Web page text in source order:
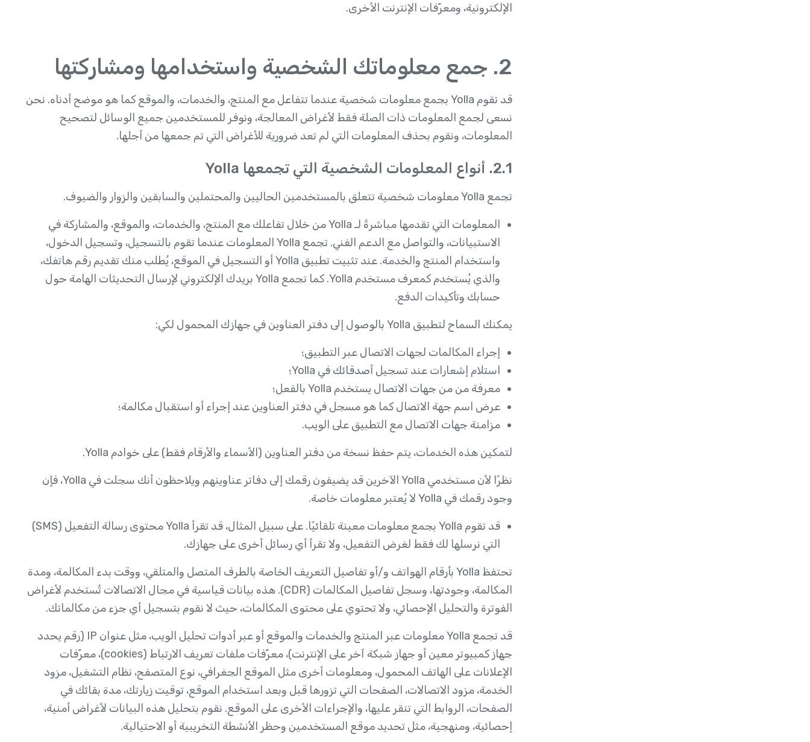
الإلكترونية، ومعرّفات الإنترنت الأخرى.
2. جمع معلوماتك الشخصية واستخدامها ومشاركتها
قد تقوم Yolla بجمع معلومات شخصية عندما تتفاعل مع المنتج، والخدمات، والموقع كما هو موضح أدناه. نحن
نسعى لجمع المعلومات ذات الصلة فقط لأغراض المعالجة، ونوفر للمستخدمين جميع الوسائل لتصحيح
المعلومات، ونقوم بحذف المعلومات التي لم تعد ضرورية للأغراض التي تم جمعها من أجلها.
2.1. أنواع المعلومات الشخصية التي تجمعها Yolla
تجمع Yolla معلومات شخصية تتعلق بالمستخدمين الحاليين والمحتملين والسابقين والزوار والضيوف.
المعلومات التي تقدمها مباشرةً لـ Yolla من خلال تفاعلك مع المنتج، والخدمات، والموقع، والمشاركة في
الاستبيانات، والتواصل مع الدعم الفني. تجمع Yolla المعلومات عندما تقوم بالتسجيل، وتسجيل الدخول،
واستخدام المنتج والخدمة. عند تثبيت تطبيق Yolla أو التسجيل في الموقع، يُطلب منك تقديم رقم هاتفك،
والذي يُستخدم كمعرف مستخدم Yolla. كما تجمع Yolla بريدك الإلكتروني لإرسال التحديثات الهامة حول
حسابك وتأكيدات الدفع.
يمكنك السماح لتطبيق Yolla بالوصول إلى دفتر العناوين في جهازك المحمول لكي:
إجراء المكالمات لجهات الاتصال عبر التطبيق؛
استلام إشعارات عند تسجيل أصدقائك في Yolla؛
معرفة من من جهات الاتصال يستخدم Yolla بالفعل؛
عرض اسم جهة الاتصال كما هو مسجل في دفتر العناوين عند إجراء أو استقبال مكالمة؛
مزامنة جهات الاتصال مع التطبيق على الويب.
لتمكين هذه الخدمات، يتم حفظ نسخة من دفتر العناوين (الأسماء والأرقام فقط) على خوادم Yolla.
نظرًا لأن مستخدمي Yolla الآخرين قد يضيفون رقمك إلى دفاتر عناوينهم ويلاحظون أنك سجلت في Yolla، فإن
وجود رقمك في Yolla لا يُعتبر معلومات خاصة.
قد تقوم Yolla بجمع معلومات معينة تلقائيًا. على سبيل المثال، قد تقرأ Yolla محتوى رسالة التفعيل (SMS)
التي نرسلها لك فقط لغرض التفعيل، ولا تقرأ أي رسائل أخرى على جهازك.
تحتفظ Yolla بأرقام الهواتف و/أو تفاصيل التعريف الخاصة بالطرف المتصل والمتلقي، ووقت بدء المكالمة، ومدة
المكالمة، وجودتها، وسجل تفاصيل المكالمات (CDR). هذه بيانات قياسية في مجال الاتصالات تُستخدم لأغراض
الفوترة والتحليل الإحصائي، ولا تحتوي على محتوى المكالمات، حيث لا نقوم بتسجيل أي جزء من مكالماتك.
قد تجمع Yolla معلومات عبر المنتج والخدمات والموقع أو عبر أدوات تحليل الويب، مثل عنوان IP (رقم يحدد
جهاز كمبيوتر معين أو جهاز شبكة آخر على الإنترنت)، معرّفات ملفات تعريف الارتباط (cookies)، معرّفات
الإعلانات على الهاتف المحمول، ومعلومات أخرى مثل الموقع الجغرافي، نوع المتصفح، نظام التشغيل، مزود
الخدمة، مزود الاتصالات، الصفحات التي تزورها قبل وبعد استخدام الموقع، توقيت زيارتك، مدة بقائك في
الصفحات، الروابط التي تنقر عليها، والإجراءات الأخرى على الموقع. نقوم بتحليل هذه البيانات لأغراض أمنية،
إحصائية، ومنهجية، مثل تحديد موقع المستخدمين وحظر الأنشطة التخريبية أو الاحتيالية.